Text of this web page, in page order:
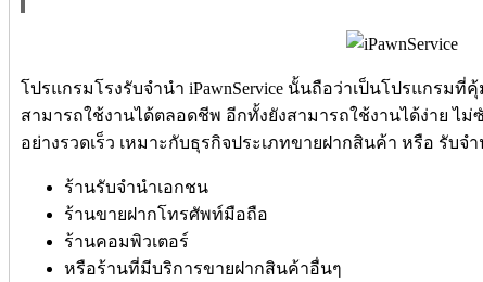
โปรแกรมโรงรับจำนำ iPawnService นั้นถือว่าเป็นโปรแกรม
สามารถใช้งานได้ตลอดชีพ อีกทั้งยังสามารถใช้งานได้ง่าย ไ
อย่างรวดเร็ว เหมาะกับธุรกิจประเภทขายฝากสินค้า หรือ รับจ
ร้านรับจำนำเอกชน
ร้านขายฝากโทรศัพท์มือถือ
ร้านคอมพิวเตอร์
หรือร้านที่มีบริการขายฝากสินค้าอื่นๆ